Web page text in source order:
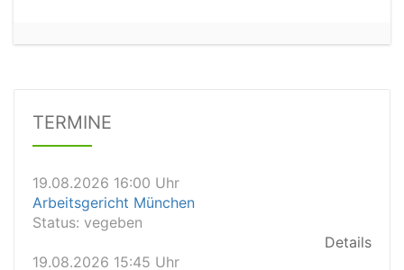
TERMINE
Status:vegeben
19.08.2026 15:45 Uhr
Landgericht Schwerin
Status:offen